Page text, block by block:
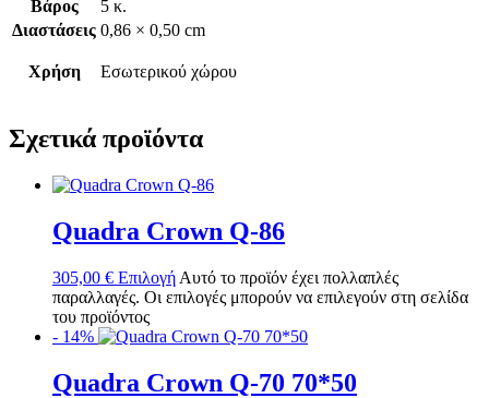
Βάρος
5 κ.
Διαστάσεις 0,86 × 0,50 cm
Χρήση Εσωτερικού χώρου
Σχετικά προϊόντα
Quadra Crown Q-86
305,00 € Επιλογή Αυτό το προϊόν έχει πολλαπλές
παραλλαγές. Οι επιλογές μπορούν να επιλεγούν στη σελίδα
του προϊόντος
- 14%
Quadra Crown Q-70 70*50